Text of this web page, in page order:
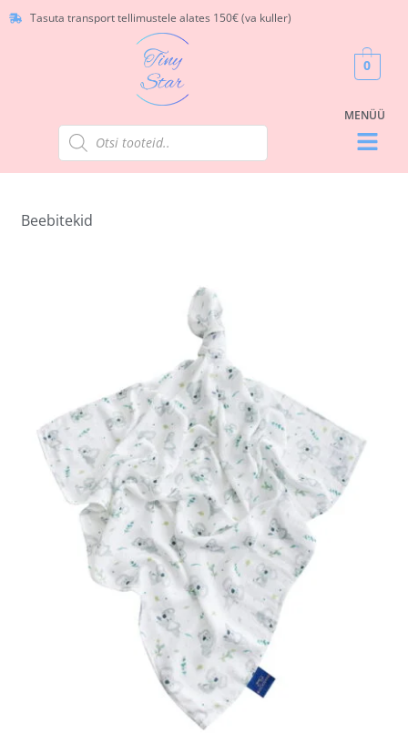
Tasuta transport tellimustele alates 150€ (va kuller)
0
Beebitekid